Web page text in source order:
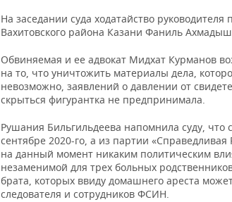
На заседании суда ходатайство
Вахитовского района Казани Фаниль
Обвиняемая и ее адвокат Мидхат Курманов
на то, что уничтожить материалы дела,
невозможно, заявлений о давлении от
скрыться фигурантка не предпринимала.
Рушания Бильгильдеева напомнила суду, что
сентябре 2020-го, а из партии
на данный момент никаким политическим
незаменимой для трех больных
брата, которых ввиду домашнего ареста
следователя и сотрудников ФСИН.